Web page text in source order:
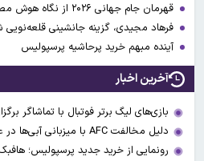
قهرمان جام جهانی ۲۰۲۶ از نگاه هوش مصنوعی / آرژانتین یا اسپانیا؟
فرهاد مجیدی، گزینه جانشینی قلعه‌نویی
آینده مبهم خرید پرحاشیه پرسپولیس
آخرین اخبار
بازی‌های لیگ برتر فوتبال با تماشاگر
دلیل مخالفت AFC با میزبانی آبی‌ها در عراق/ تلاش دوباره استقلال
رونمایی از خرید جدید پرسپولیس؛ هافبک ۱۹ ساله در جمع